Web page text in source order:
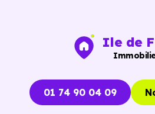
à 2.2 km, soit 6 min
17 min à pied.
Ile de
01 74 90 04 09